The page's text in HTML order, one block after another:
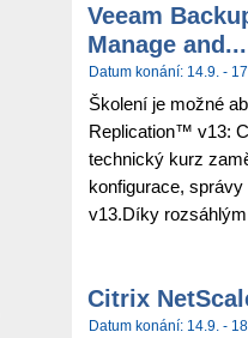
Veeam
Manage and...
Datum konání: 14.9. -
Školení je možné
Replication™ v13:
technický kurz
konfigurace,
v13.Díky
Citrix
Datum konání: 14.9. -